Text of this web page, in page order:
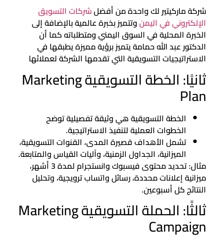
شركة ماركيتير لك واحدة من أفضلشركات التسويق
الإلكتروني في اليمنوتتميز بخبرة عالمية بالإضافة إلى
الخبرة المحلية في السوق اليمني ومتطلباته كما أن
الدكتور عبد الله حمامة يتميز برؤية مميزة يطبقها في
الاستراتيجيات التسويقية التي تقدمها الشركة لعملائها
ثانيًا: الخطة التسويقية Marketing
Plan
الخطة التسويقية هي وثيقة تفصيلية توضح
الخطوات العملية لتنفيذ الاستراتيجية.
تشمل الأهداف قصيرة المدى، القنوات التسويقية،
الميزانية، الجداول الزمنية، وآليات القياس والمتابعة.
مثال: تحديد محتوى فيسبوك وانستجرام لمدة 3 أشهر،
ميزانية إعلانات محددة، رسائل واتساب ترويجية، وتحليل
النتائج كل أسبوعين.
ثالثًا: الحملة التسويقية Marketing
Campaign